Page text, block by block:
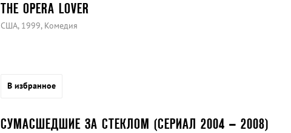
THE OPERA LOVER
США, 1999, Комедия
В избранное
СУМАСШЕДШИЕ ЗА СТЕКЛОМ (СЕРИАЛ 2004 – 2008)